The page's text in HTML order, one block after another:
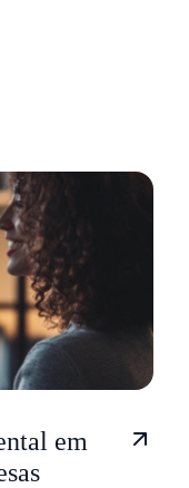
em